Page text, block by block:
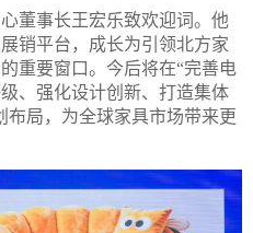
董事长王宏乐致欢迎词。他
销平台，成长为引领北方家
重要窗口。今后将在“完善电
、强化设计创新、打造集体
布局，为全球家具市场带来更